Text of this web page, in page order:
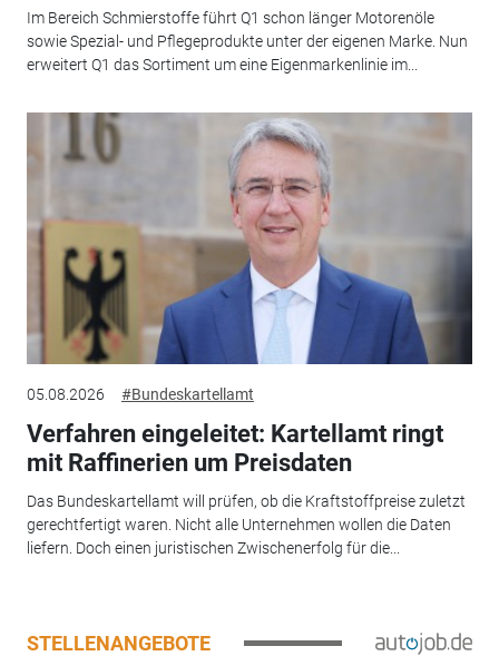
Im Bereich Schmierstoffe führt Q1 schon länger Motorenöle
sowie Spezial- und Pflegeprodukte unter der eigenen Marke. Nun
erweitert Q1 das Sortiment um eine Eigenmarkenlinie im...
05.08.2026 #Bundeskartellamt
Verfahren eingeleitet: Kartellamt ringt
mit Raffinerien um Preisdaten
Das Bundeskartellamt will prüfen, ob die Kraftstoffpreise zuletzt
gerechtfertigt waren. Nicht alle Unternehmen wollen die Daten
liefern. Doch einen juristischen Zwischenerfolg für die...
STELLENANGEBOTE